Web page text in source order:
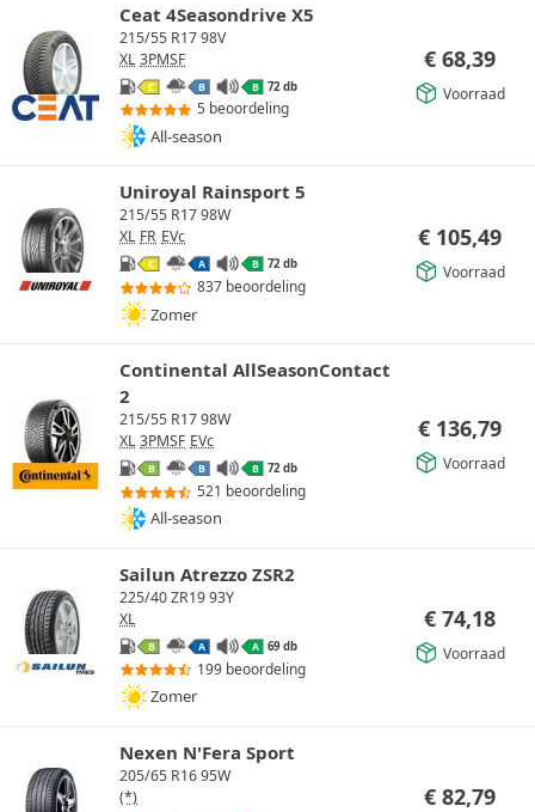
Ceat 4Seasondrive X5
215/55 R17 98V
XL 3PMSF
C B B 72 db
5 beoordeling
All-season
€ 68,39
Voorraad
Uniroyal Rainsport 5
215/55 R17 98W
XL FR EVc
C A B 72 db
837 beoordeling
Zomer
€ 105,49
Voorraad
Continental AllSeasonContact
2
215/55 R17 98W
XL 3PMSF EVc
B B B 72 db
521 beoordeling
All-season
€ 136,79
Voorraad
Sailun Atrezzo ZSR2
225/40 ZR19 93Y
XL
B A A 69 db
199 beoordeling
Zomer
€ 74,18
Voorraad
Nexen N'Fera Sport
205/65 R16 95W
(*)
€ 82,79